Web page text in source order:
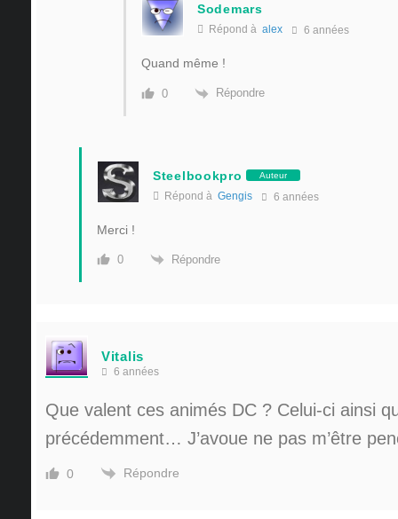
Sodemars
Répond à alex 6 années
Quand même !
0 Répondre
Steelbookpro Auteur
Répond à Gengis 6 années
Merci !
0 Répondre
Vitalis
6 années
Que valent ces animés DC ? Celui-ci ainsi
précédemment… J’avoue ne pas m’être
0 Répondre